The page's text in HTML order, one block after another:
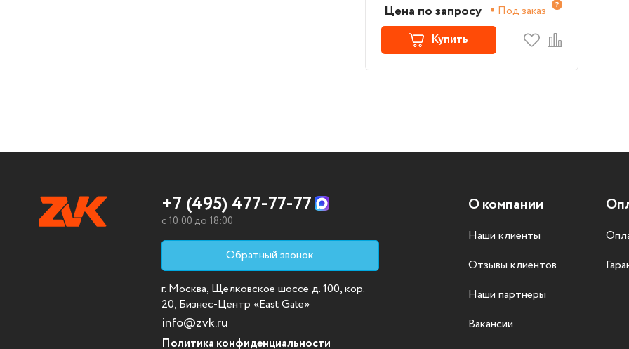
Цена по запросу
Под заказ
Купить
+7 (495) 477-77-77
c 10:00 до 18:00
Обратный звонок
г. Москва, Щелковское шоссе д. 100, кор.
20, Бизнес-Центр «East Gate»
info@zvk.ru
Политика конфиденциальности
О компании
Наши клиенты
Отзывы клиентов
Наши партнеры
Вакансии